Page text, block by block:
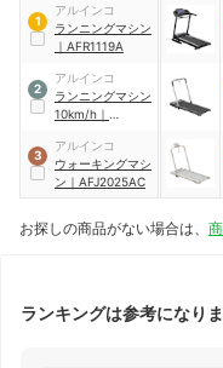
1
アルインコ
ランニングマシン
｜ AFR1119A
2
アルインコ
ランニングマシン
10km/h ｜
3
アルインコ
ウォーキングマシ
ン ｜ AFJ2025AC
お探しの商品がない場合は、
ランキングは参考になり